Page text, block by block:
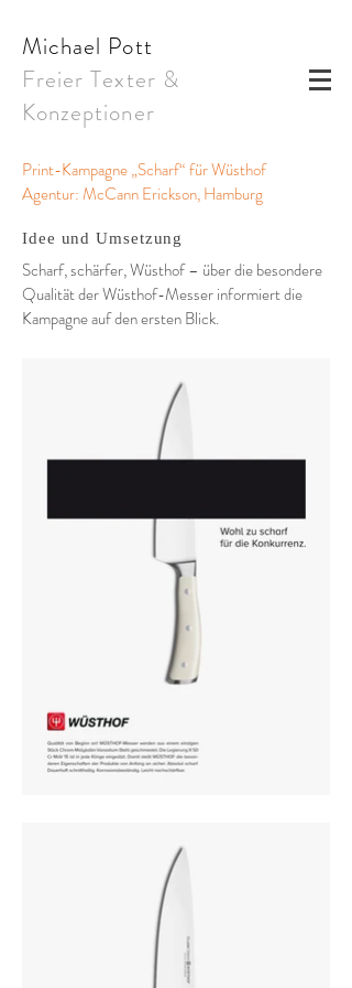
Michael Pott
Freier Texter &
Konzeptioner
Print-Kampagne „Scharf“ für Wüsthof
Agentur:McCann Erickson, Hamburg
Idee und Umsetzung
Scharf, schärfer, Wüsthof – über die besondere
Qualität der Wüsthof-Messer informiert die
Kampagne auf den ersten Blick.